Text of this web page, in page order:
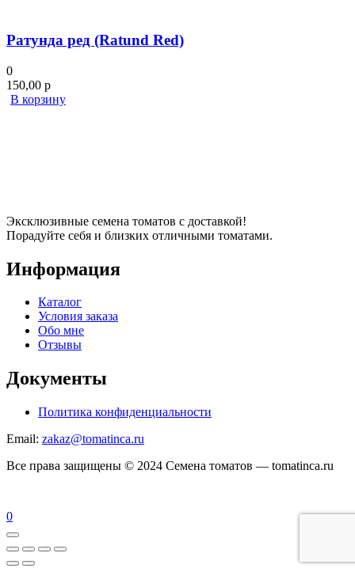
Ратунда ред (Ratund Red)
0
150,00 р
В корзину
Эксклюзивные семена томатов с доставкой!
Порадуйте себя и близких отличными томатами.
Информация
Каталог
Условия заказа
Обо мне
Отзывы
Документы
Политика конфиденциальности
Email: zakaz@tomatinca.ru
Все права защищены © 2024 Семена томатов — tomatinca.ru
0